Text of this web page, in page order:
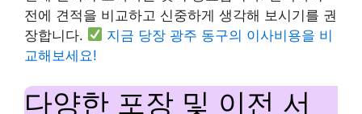
전에 견적을 비교하고 신중하게 생각해 보시기를 권
장합니다.
지금 당장 광주 동구의 이사비용을 비
교해보세요!
다양한 포장 및 이전 서